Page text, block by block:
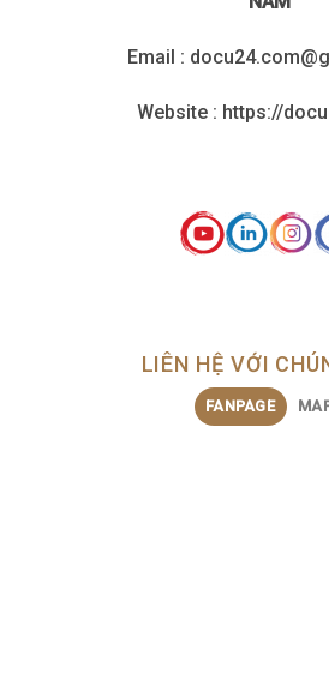
Email :
Website : https://
LIÊN HỆ VỚI
FANPAGE